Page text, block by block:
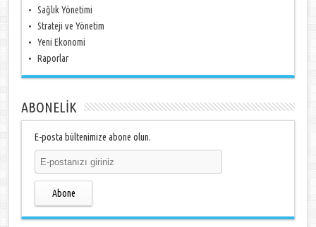
Sağlık Yönetimi
Strateji ve Yönetim
Yeni Ekonomi
Raporlar
ABONELİK
E-posta bültenimize abone olun.
Abone